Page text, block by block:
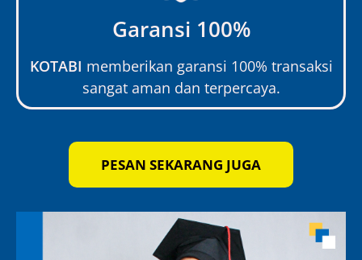
Garansi 100%
KOTABI memberikan garansi 100% transaksi
sangat aman dan terpercaya.
PESAN SEKARANG JUGA